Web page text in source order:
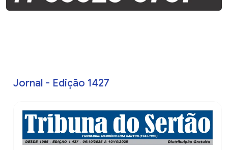
Jornal - Edição 1427